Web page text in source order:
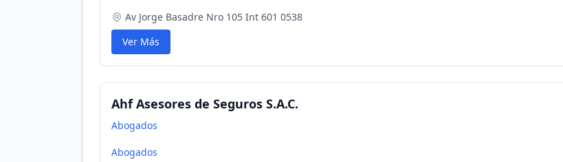
Av Jorge Basadre Nro 105 Int 601 0538
Ver Más
Ahf Asesores de Seguros S.A.C.
Abogados
Abogados